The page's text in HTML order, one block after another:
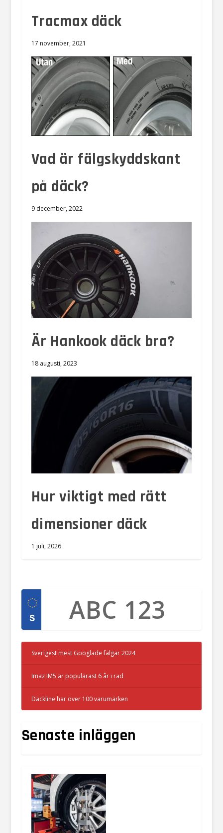
Tracmax däck
17 november, 2021
Vad är fälgskyddskant
på däck?
9 december, 2022
Är Hankook däck bra?
18 augusti, 2023
Hur viktigt med rätt
dimensioner däck​
1 juli, 2026
Sverigest mest Googlade fälgar 2024
Imaz IM5 är populärast 6 år i rad
Däckline har över 100 varumärken
Senaste inläggen